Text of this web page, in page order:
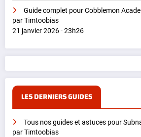
Guide complet pour Cobblemon
par Timtoobias
21 janvier 2026 - 23h26
LES DERNIERS GUIDES
Tous nos guides et astuces pour
par Timtoobias